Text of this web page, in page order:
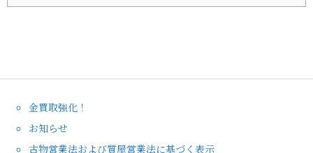
金買取強化！
お知らせ
古物営業法および質屋営業法に基づく表示